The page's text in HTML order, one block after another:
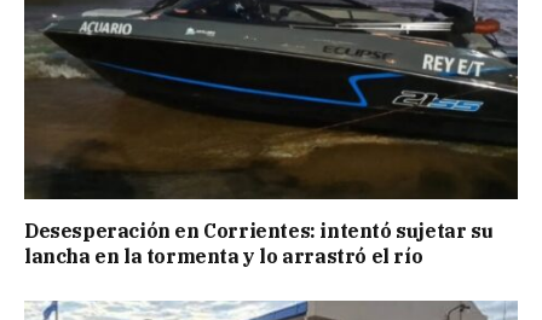
Desesperación en Corrientes: intentó sujetar su
lancha en la tormenta y lo arrastró el río